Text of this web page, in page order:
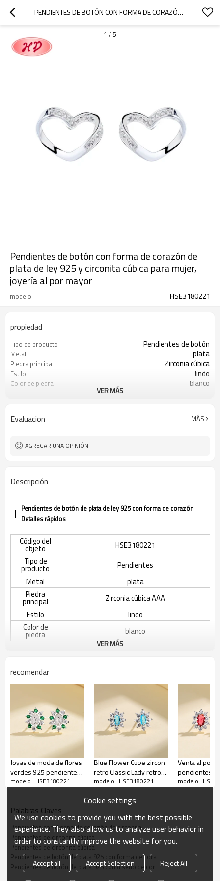
PENDIENTES DE BOTÓN CON FORMA DE CORAZÓN DE PLATA DE LEY 925 Y CIRCONITA CÚBICA PARA MUJER, JOYERÍA AL POR MAYOR
1 / 5
Pendientes de botón con forma de corazón de
plata de ley 925 y circonita cúbica para mujer,
joyería al por mayor
modelo HSE3180221
propiedad
Tipo de producto Pendientes de botón
Metal plata
Piedra principal Zirconia cúbica
Estilo lindo
Color de piedra blanco
VER MÁS
Evaluacion MÁS
AGREGAR UNA OPINIÓN
Descripción
Pendientes de botón de plata de ley 925 con forma de corazón
Detalles rápidos
Código del
objeto
HSE3180221
Tipo de
producto
Pendientes
Metal
plata
Piedra
principal
Zirconia cúbica AAA
Estilo
lindo
Color de
piedra
blanco
El tiempo de
entrega
Descripción de los pendientes de botón de plata de ley 925 con
forma de corazón
VER MÁS
recomendar
Joyas de moda de flores
verdes 925 pendientes
retro de plata esterlina
modelo : HSE3180221
Blue Flower Cube zircon
retro Classic Lady retro
Fashion Jewelry
modelo : HSE3180221
Venta al por
pendientes
naturales
niñas
modelo :
Palabras Claves
Pendientes con diseño de corazón de circonita
Pendientes de circonita cúbica
Pendientes de circonita cúbica
Pendientes de botón de plata 925 con forma de cora
Pendientes de botón de plata 925 con diseño de cor
Cookie settings
We use cookies to provide you with the best possible
experience. They also allow us to analyze user behavior in
order to constantly improve the website for you.
Accept all Accept Selection
Reject All